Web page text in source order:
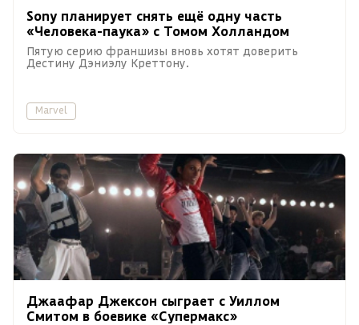
Sony планирует снять ещё одну часть
«Человека-паука» с Томом Холландом
Пятую серию франшизы вновь хотят доверить
Дестину Дэниэлу Креттону.
Marvel
Джаафар Джексон сыграет с Уиллом
Смитом в боевике «Супермакс»